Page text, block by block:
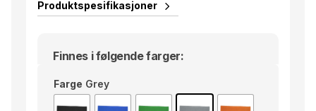
Produktspesifikasjoner
Finnes i følgende farger:
Farge Grey